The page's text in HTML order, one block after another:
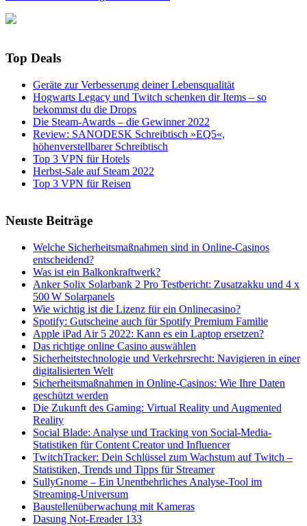
Top Deals
Geräte zur Verbesserung deiner Lebensqualität
Hogwarts Legacy und Twitch schenken dir Items – so
bekommst du die Drops
Die Steam-Awards – die Gewinner 2022
Review: SANODESK Schreibtisch »EQ5«,
höhenverstellbarer Schreibtisch
Top 3 VPN für Hotels
Herbst-Sale auf Steam 2022
Top 3 VPN für Reisen
Neuste Beiträge
Welche Sicherheitsmaßnahmen sind in Online-Casinos
entscheidend?
Was ist ein Balkonkraftwerk?
Anker Solix Solarbank 2 Pro Testbericht: Zusatzakku und 4 x
500 W Solarpanels
Wie wichtig ist die Lizenz für ein Onlinecasino?
Spotify: Gutscheine auch für Spotify Premium Familie
Apple iPad Air 5 2022: Kann es ein Laptop ersetzen?
Das richtige online Casino auswählen
Sicherheitstechnologie und Verkehrsrecht: Navigieren in einer
digitalisierten Welt
Sicherheitsmaßnahmen in Online-Casinos: Wie Ihre Daten
geschützt werden
Die Zukunft des Gaming: Virtual Reality und Augmented
Reality
Social Blade: Analyse und Tracking von Social-Media-
Statistiken für Content Creator und Influencer
TwitchTracker: Dein Schlüssel zum Wachstum auf Twitch –
Statistiken, Trends und Tipps für Streamer
SullyGnome – Ein Unentbehrliches Analyse-Tool im
Streaming-Universum
Baustellenüberwachung mit Kameras
Dasung Not-Ereader 133